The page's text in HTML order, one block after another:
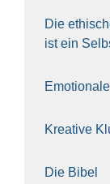
Die
ist ein
Krea­ti­ve
Die Bibel